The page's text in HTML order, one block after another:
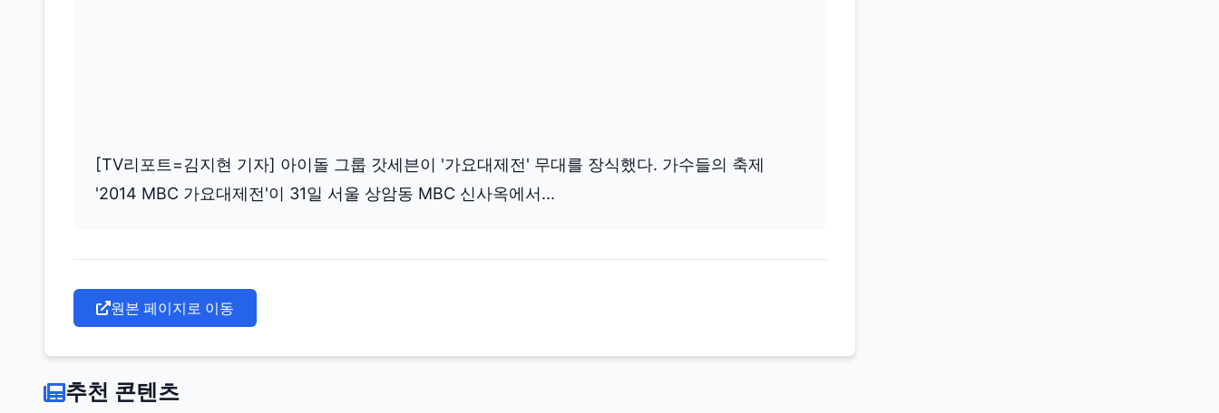
[TV리포트=김지현 기자] 아이돌 그룹 갓세븐이 '가요대제전' 무대를 장식했다. 가수들의 축제
'2014 MBC 가요대제전'이 31일 서울 상암동 MBC 신사옥에서...
원본 페이지로 이동
추천 콘텐츠